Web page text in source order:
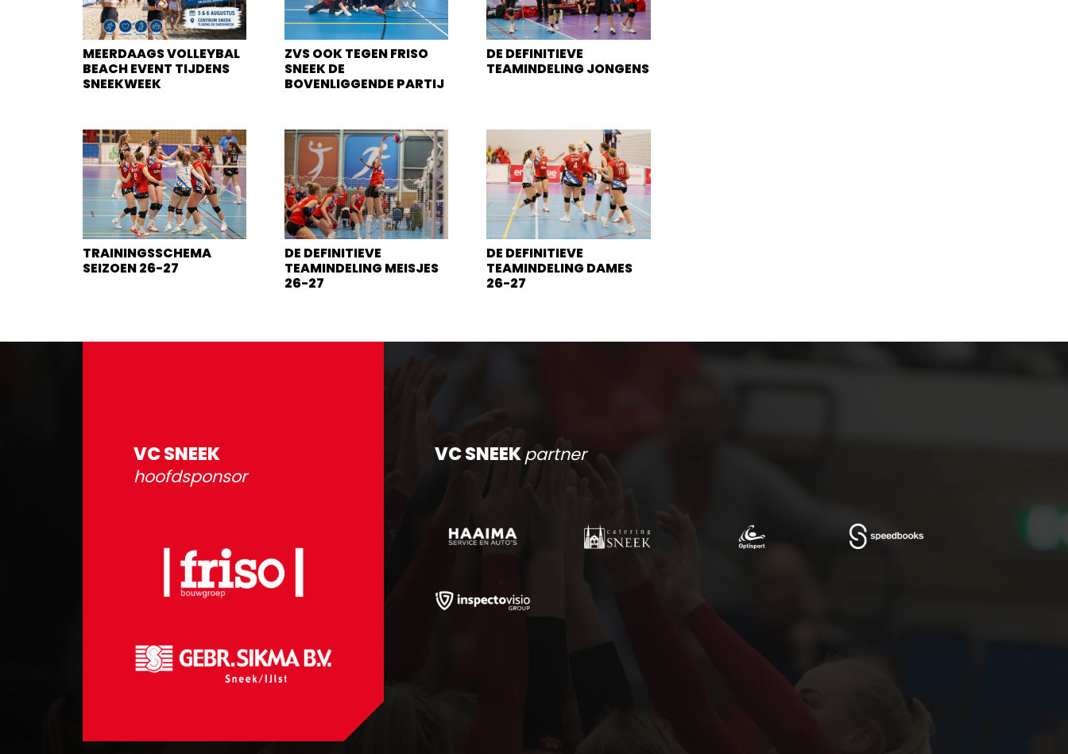
MEERDAAGS VOLLEYBAL
BEACH EVENT TIJDENS
SNEEKWEEK
ZVS OOK TEGEN FRISO
SNEEK DE
BOVENLIGGENDE PARTIJ
DE DEFINITIEVE
TEAMINDELING JONGENS
TRAININGSSCHEMA
SEIZOEN 26-27
DE DEFINITIEVE
TEAMINDELING MEISJES
26-27
DE DEFINITIEVE
TEAMINDELING DAMES
26-27
VC SNEEK
hoofdsponsor
VC SNEEKpartner